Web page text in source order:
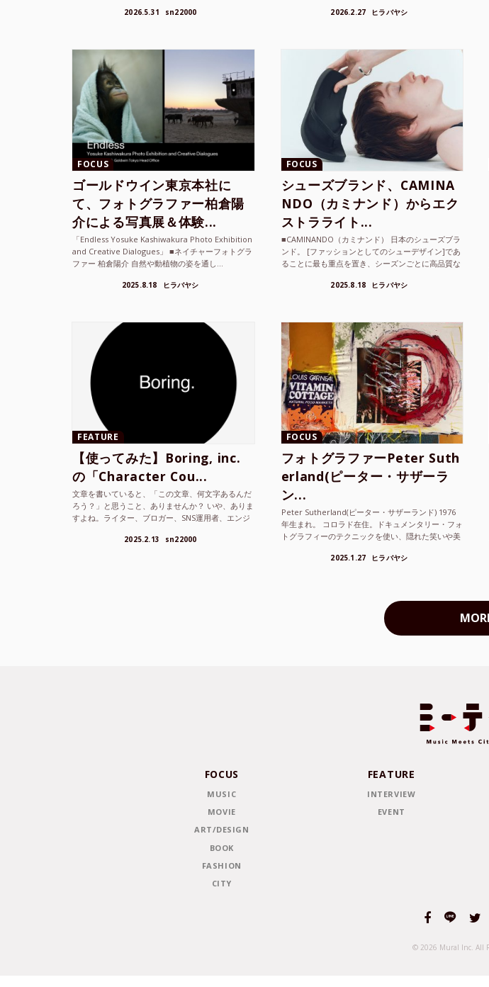
て、その街の空...2026.5.31 sn22000 2026.2.27 ヒラバヤシ
FOCUS
ゴールドウイン東京本社に
て、フォトグラファー柏倉陽
介による写真展＆体験...
「Endless Yosuke Kashiwakura Photo Exhibition
and Creative Dialogues」 ■ネイチャーフォトグラ
ファー 柏倉陽介 自然や動植物の姿を通し...
2025.8.18 ヒラバヤシ
FOCUS
シューズブランド、CAMINA
NDO（カミナンド）からエク
ストラライト...
■CAMINANDO（カミナンド） 日本のシューズブラ
ンド。 [ファッションとしてのシューデザイン]であ
ることに最も重点を置き、シーズンごとに高品質な
2025.8.18 ヒラバヤシ
FEATURE
【使ってみた】Boring, inc.
の「Character Cou...
文章を書いていると、「この文章、何文字あるんだ
ろう？」と思うこと、ありませんか？ いや、ありま
すよね。ライター、ブロガー、SNS運用者、エンジ
2025.2.13 sn22000
FOCUS
フォトグラファーPeter Suth
erland(ピーター・サザーラ
ン...
Peter Sutherland(ピーター・サザーランド) 1976
年生まれ。 コロラド在住。ドキュメンタリー・フォ
トグラフィーのテクニックを使い、隠れた笑いや美
2025.1.27 ヒラバヤシ
FOCUS
MUSIC
MOVIE
ART/DESIGN
BOOK
FASHION
CITY
FEATURE
INTERVIEW
EVENT
© 2026 Mural Inc. All